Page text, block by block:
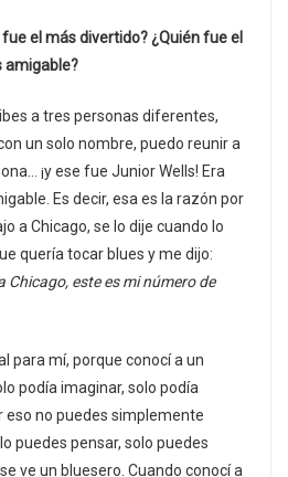
el más divertido? ¿Quién fue el
amigable?
a tres personas diferentes,
un solo nombre, puedo reunir a
¡y ese fue Junior Wells! Era
Es decir, esa es la razón por
a Chicago, se lo dije cuando lo
quería tocar blues y me dijo:
Chicago, este es mi número de
para mí, porque conocí a un
podía imaginar, solo podía
eso no puedes simplemente
puedes pensar, solo puedes
ve un bluesero. Cuando conocí a